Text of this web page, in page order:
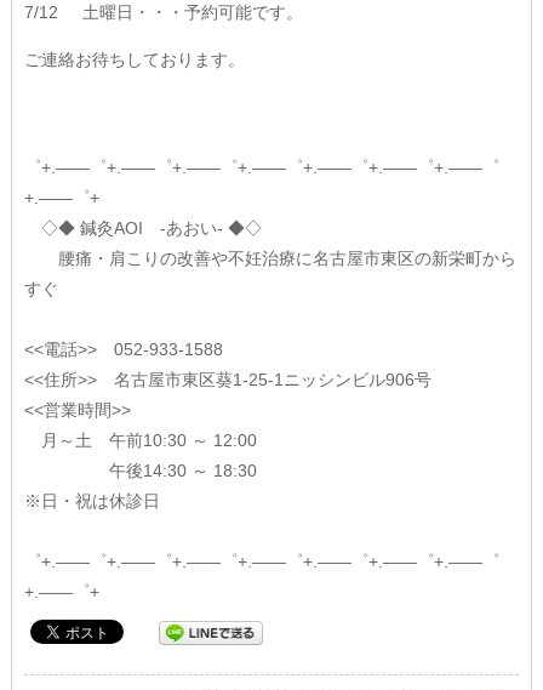
7/12 土曜日・・・予約可能です。
ご連絡お待ちしております。
゜+.――゜+.――゜+.――゜+.――゜+.――゜+.――゜+.――゜
+.――゜+
◇◆ 鍼灸AOI -あおい- ◆◇
腰痛・肩こりの改善や不妊治療に名古屋市東区の新栄町から
すぐ
<<電話>> 052-933-1588
<<住所>> 名古屋市東区葵1-25-1ニッシンビル906号
<<営業時間>>
月～土 午前10:30 ～ 12:00
午後14:30 ～ 18:30
※日・祝は休診日
゜+.――゜+.――゜+.――゜+.――゜+.――゜+.――゜+.――゜
+.――゜+